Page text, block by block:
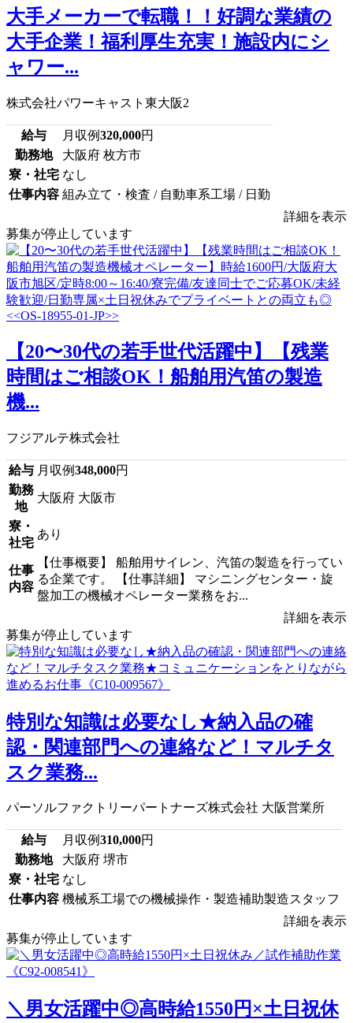
大手メーカーで転職！！好調な業績の
大手企業！福利厚生充実！施設内にシ
ャワー...
株式会社パワーキャスト東大阪2
給与 月収例320,000円
勤務地
大阪府 枚方市
寮・社宅 なし
仕事内容 組み立て・検査 / 自動車系工場 / 日勤
詳細を表示
募集が停止しています
【20〜30代の若手世代活躍中】【残業
時間はご相談OK！船舶用汽笛の製造
機...
フジアルテ株式会社
給与 月収例348,000円
勤務
地
大阪府 大阪市
寮・
社宅
あり
仕事
内容
【仕事概要】 船舶用サイレン、汽笛の製造を行ってい
る企業です。 【仕事詳細】 マシニングセンター・旋
盤加工の機械オペレーター業務をお...
詳細を表示
募集が停止しています
特別な知識は必要なし★納入品の確
認・関連部門への連絡など！マルチタ
スク業務...
パーソルファクトリーパートナーズ株式会社 大阪営業所
給与 月収例310,000円
勤務地
大阪府 堺市
寮・社宅 なし
仕事内容 機械系工場での機械操作・製造補助製造スタッフ
詳細を表示
募集が停止しています
＼男女活躍中◎高時給1550円×土日祝休